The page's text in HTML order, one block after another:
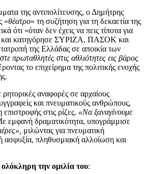
της αντιπολίτευσης, ο Δημήτρης
«θέατρο» τη συζήτηση για τη δεκαετία της
ότι «όταν δεν έχεις να πεις τίποτα για
και κατηγόρησε ΣΥΡΙΖΑ, ΠΑΣΟΚ και
της Ελλάδας σε αποικία των
πρωταθλητές στις αθλιότητες εις βάρος
το επιχείρημα της πολιτικής ενοχής
αναφορές σε αρχαίους
και πνευματικούς ανθρώπους,
στις ρίζες. «Να ξαναγίνουμε
εμφανή δραματικότητα, υπογράμμισε
μιλώντας για πνευματική
ασφυξία, πληθυσμιακή αλλοίωση και
την ομιλία του: